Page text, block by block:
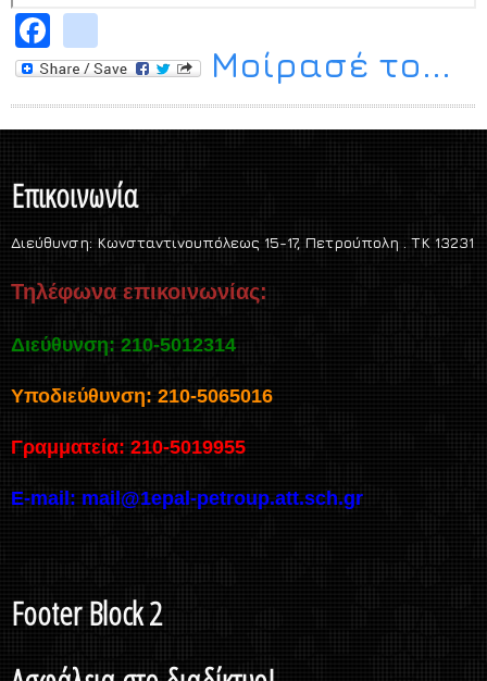
Μοίρασέ το...
Επικοινωνία
Διεύθυνση: Κωνσταντινουπόλεως 15-17, Πετρούπολη . TK 13231
Τηλέφωνα επικοινωνίας:
Διεύθυνση: 210-5012314
Υποδιεύθυνση: 210-5065016
Γραμματεία: 210-5019955
E-mail: mail@1epal-petroup.att.sch.gr
Footer Block 2